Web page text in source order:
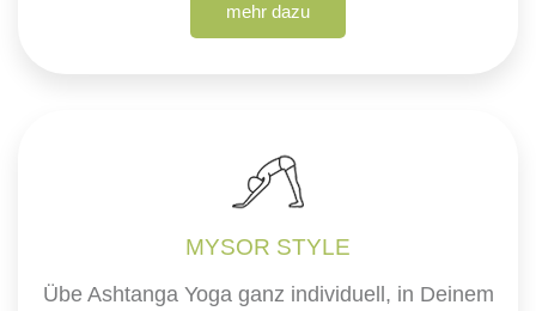
mehr dazu
MYSOR STYLE
Übe Ashtanga Yoga ganz individuell, in Deinem